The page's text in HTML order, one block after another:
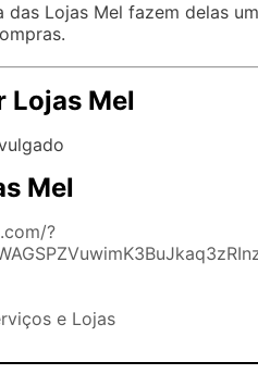
Lojas Mel fazem delas
Lojas Mel
Mel
?
e Lojas